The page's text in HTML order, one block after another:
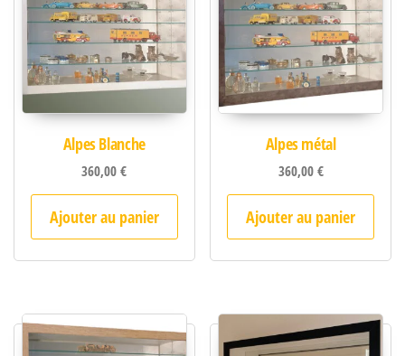
Alpes Blanche
360,00€
Ajouter au panier
Alpes métal
360,00€
Ajouter au panier